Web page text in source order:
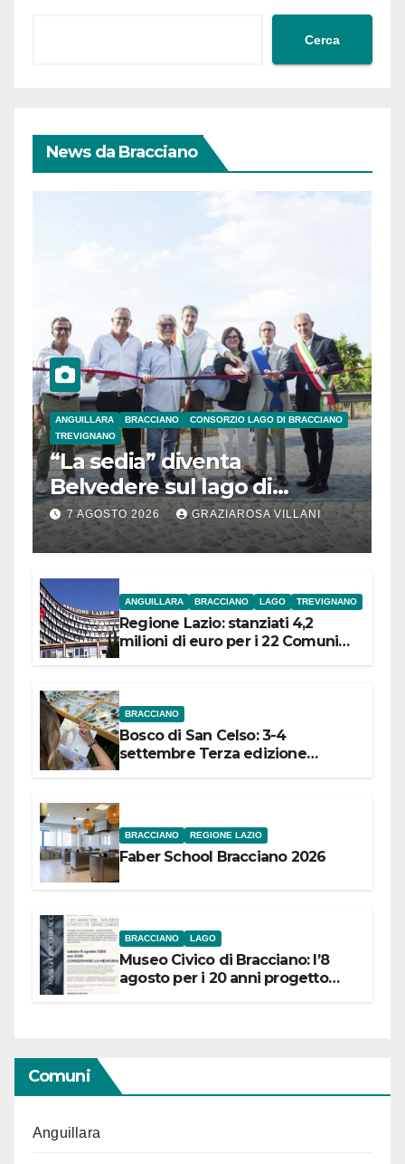
Cerca
News da Bracciano
ANGUILLARA BRACCIANO
CONSORZIO LAGO DI BRACCIANO
TREVIGNANO
“La sedia” diventa
Belvedere sul lago di
Bracciano: ieri
l’inaugurazione
7 AGOSTO 2026 GRAZIAROSA VILLANI
ANGUILLARA BRACCIANO LAGO TREVIGNANO
Regione Lazio: stanziati 4,2
milioni di euro per i 22 Comuni
BRACCIANO
Bosco di San Celso: 3-4
settembre Terza edizione
BRACCIANO REGIONE LAZIO
Faber School Bracciano 2026
BRACCIANO LAGO
Museo Civico di Bracciano: l’8
agosto per i 20 anni progetto
Comuni
Anguillara